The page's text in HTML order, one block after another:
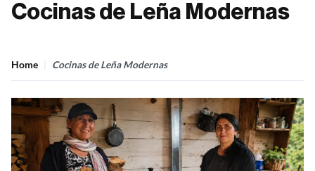
Cocinas de Leña Modernas
Home Cocinas de Leña Modernas